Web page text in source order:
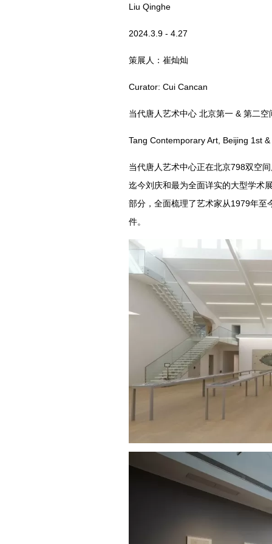
Liu Qinghe
2024.3.9 - 4.27
策展人：崔灿灿
Curator: Cui Cancan
当代唐人艺术中心 北京第一 & 第二空
Tang Contemporary Art, Beijing 1st
当代唐人艺术中心正在北京798双空
迄今刘庆和最为全面详实的大型学术
部分，全面梳理了艺术家从1979年至
件。